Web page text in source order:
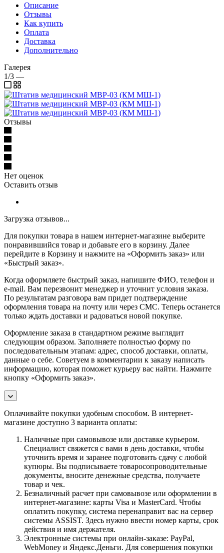
Описание
Отзывы
Как купить
Оплата
Доставка
Дополнительно
Галерея
1/3 —
Отзывы
Нет оценок
Оставить отзыв
Загрузка отзывов...
Для покупки товара в нашем интернет-магазине выберите
понравившийся товар и добавьте его в корзину. Далее
перейдите в Корзину и нажмите на «Оформить заказ» или
«Быстрый заказ».
Когда оформляете быстрый заказ, напишите ФИО, телефон и
e-mail. Вам перезвонит менеджер и уточнит условия заказа.
По результатам разговора вам придет подтверждение
оформления товара на почту или через СМС. Теперь останется
только ждать доставки и радоваться новой покупке.
Оформление заказа в стандартном режиме выглядит
следующим образом. Заполняете полностью форму по
последовательным этапам: адрес, способ доставки, оплаты,
данные о себе. Советуем в комментарии к заказу написать
информацию, которая поможет курьеру вас найти. Нажмите
кнопку «Оформить заказ».
Оплачивайте покупки удобным способом. В интернет-
магазине доступно 3 варианта оплаты:
Наличные при самовывозе или доставке курьером.
Специалист свяжется с вами в день доставки, чтобы
уточнить время и заранее подготовить сдачу с любой
купюры. Вы подписываете товаросопроводительные
документы, вносите денежные средства, получаете
товар и чек.
Безналичный расчет при самовывозе или оформлении в
интернет-магазине: карты Visa и MasterCard. Чтобы
оплатить покупку, система перенаправит вас на сервер
системы ASSIST. Здесь нужно ввести номер карты, срок
действия и имя держателя.
Электронные системы при онлайн-заказе: PayPal,
WebMoney и Яндекс.Деньги. Для совершения покупки